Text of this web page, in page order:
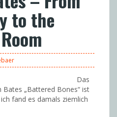
to the
Das
„Battered Bones“ ist
fand es damals ziemlich